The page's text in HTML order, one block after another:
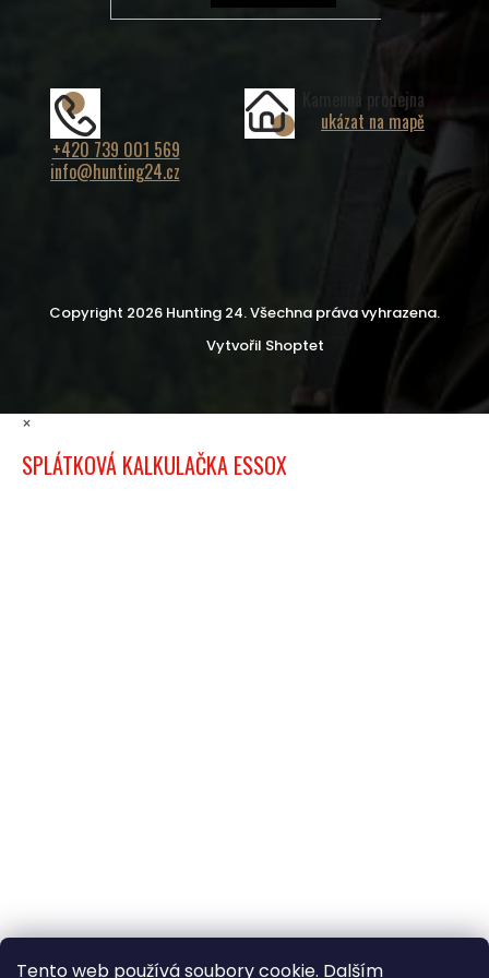
Tento web používá soubory cookie. Dalším
+420 739 001 569
info@hunting24.cz
Kamenná prodejna
ukázat na mapě
Vytvořil Shoptet
Copyright 2026 Hunting 24. Všechna práva vyhrazena.
×
SPLÁTKOVÁ KALKULAČKA ESSOX